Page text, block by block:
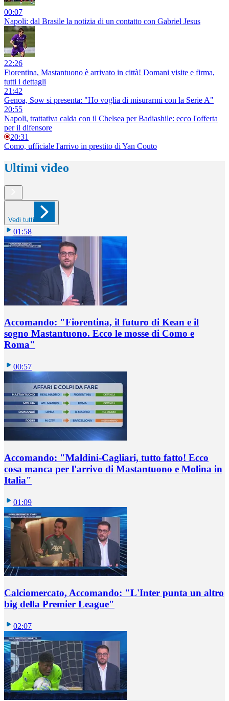
00:07
Napoli: dal Brasile la notizia di un contatto con Gabriel Jesus
22:26
Fiorentina, Mastantuono è arrivato in città! Domani visite e firma,
tutti i dettagli
21:42
Genoa, Sow si presenta: "Ho voglia di misurarmi con la Serie A"
20:55
Napoli, trattativa calda con il Chelsea per Badiashile: ecco l'offerta
per il difensore
20:31
Como, ufficiale l'arrivo in prestito di Yan Couto
Ultimi video
Vedi tutti
01:58
Accomando: "Fiorentina, il futuro di Kean e il
sogno Mastantuono. Ecco le mosse di Como e
Roma"
00:57
Accomando: "Maldini-Cagliari, tutto fatto! Ecco
cosa manca per l'arrivo di Mastantuono e Molina in
Italia"
01:09
Calciomercato, Accomando: "L'Inter punta un altro
big della Premier League"
02:07